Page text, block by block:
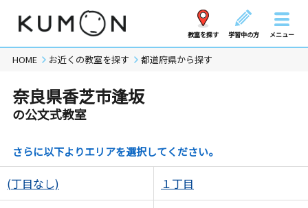
教室を探す 学習中の方 メニュー
HOME お近くの教室を探す 都道府県から探す
奈良県香芝市逢坂
の公文式教室
さらに以下よりエリアを選択してください。
(丁目なし) １丁目